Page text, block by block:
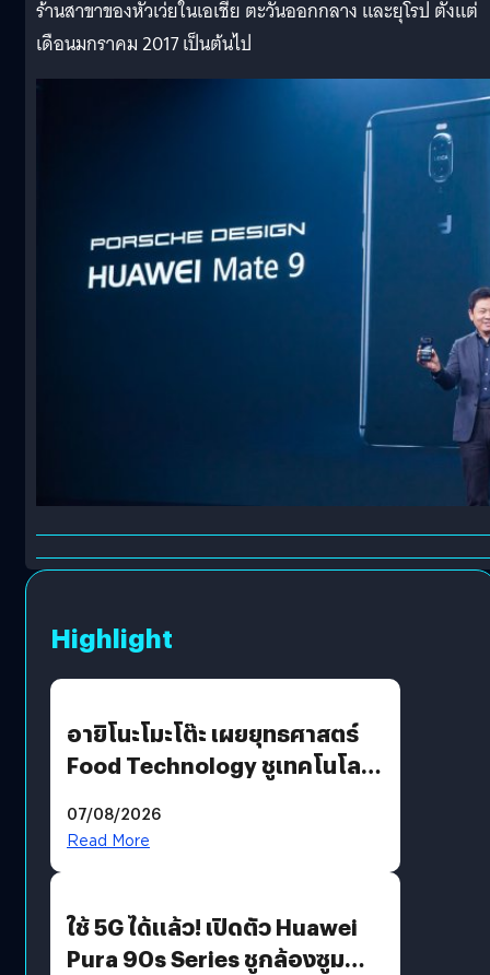
ร้านสาขาของหัวเว่ยในเอเชีย ตะวันออกกลาง และยุโรป ตั้งแต่
เดือนมกราคม 2017 เป็นต้นไป
Highlight
อายิโนะโมะโต๊ะ เผยยุทธศาสตร์
Food Technology ชูเทคโนโลยี
บริโภคและ B2B
07/08/2026
Read More
ใช้ 5G ได้แล้ว! เปิดตัว Huawei
Pura 90s Series ชูกล้องซูม